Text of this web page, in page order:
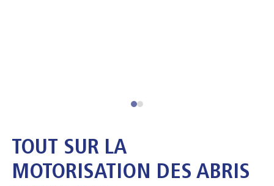
TOUT SUR LA
MOTORISATION DES ABRIS